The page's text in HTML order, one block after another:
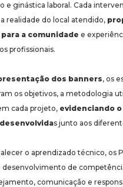
e ginástica laboral. Cada
realidade do local atendido,
a comunidade e
profissionais.
dos banners, os
os objetivos, a metodologia
cada projeto, evidenciando
s junto aos
o aprendizado técnico, os
de
comunicação e